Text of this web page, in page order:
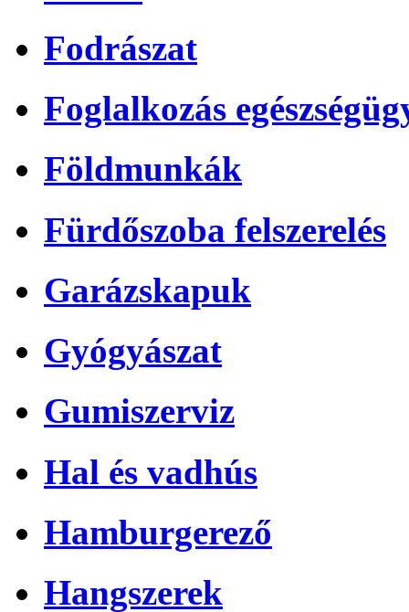
Fodrászat
Foglalkozás
Földmunkák
Fürdőszoba felszerelés
Garázskapuk
Gyógyászat
Gumiszerviz
Hal és vadhús
Hamburgerező
Hangszerek